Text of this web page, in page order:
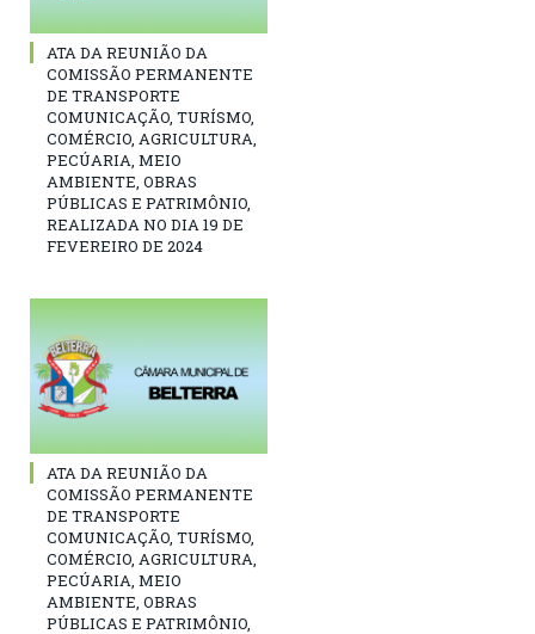
ATA DA REUNIÃO DA
COMISSÃO PERMANENTE
DE TRANSPORTE
COMUNICAÇÃO, TURÍSMO,
COMÉRCIO, AGRICULTURA,
PECÚARIA, MEIO
AMBIENTE, OBRAS
PÚBLICAS E PATRIMÔNIO,
REALIZADA NO DIA 19 DE
FEVEREIRO DE 2024
ATA DA REUNIÃO DA
COMISSÃO PERMANENTE
DE TRANSPORTE
COMUNICAÇÃO, TURÍSMO,
COMÉRCIO, AGRICULTURA,
PECÚARIA, MEIO
AMBIENTE, OBRAS
PÚBLICAS E PATRIMÔNIO,